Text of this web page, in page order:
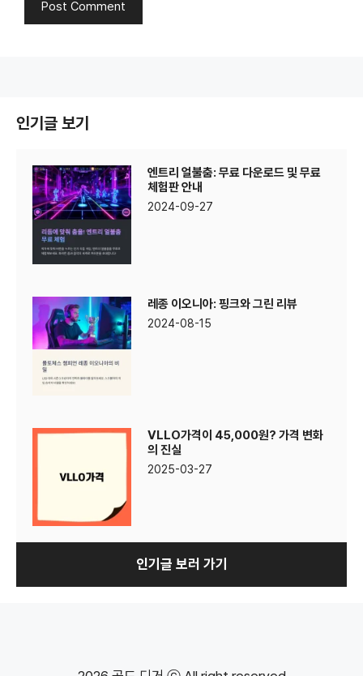
인기글 보기
엔트리 얼불춤: 무료 다운로드 및 무료
체험판 안내
2024-09-27
레종 이오니아: 핑크와 그린 리뷰
2024-08-15
VLLO가격이 45,000원? 가격 변화
의 진실
2025-03-27
인기글 보러 가기